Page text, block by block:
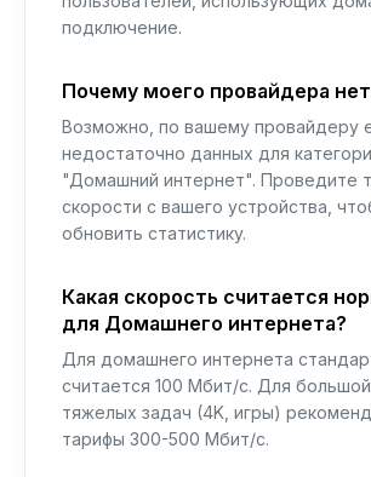
подключение.
Почему моего провайдера
Возможно, по вашему провайдеру
недостаточно данных для
"Домашний интернет". Проведите
скорости с вашего устройства,
обновить статистику.
Какая скорость считается
для Домашнего интернета?
Для домашнего интернета
считается 100 Мбит/с. Для
тяжелых задач (4K, игры)
тарифы 300-500 Мбит/с.